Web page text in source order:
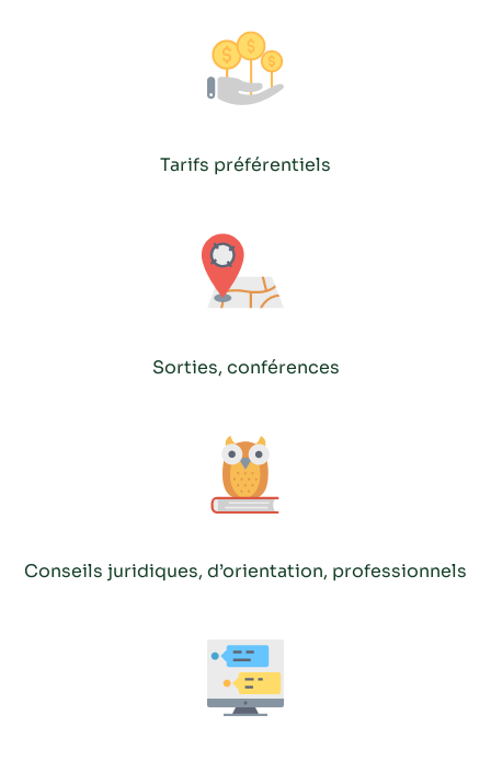
Tarifs préférentiels
Sorties, conférences
Conseils juridiques, d’orientation, professionnels